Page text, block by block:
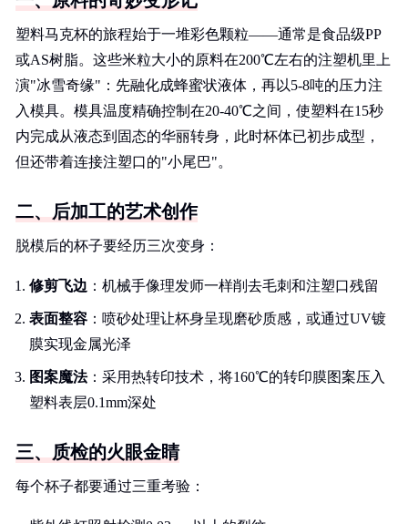
塑料马克杯的旅程始于一堆彩色颗粒——通常是食品级PP
或AS树脂。这些米粒大小的原料在200℃左右的注塑机里上
演"冰雪奇缘"：先融化成蜂蜜状液体，再以5-8吨的压力注
入模具。模具温度精确控制在20-40℃之间，使塑料在15秒
内完成从液态到固态的华丽转身，此时杯体已初步成型，
但还带着连接注塑口的"小尾巴"。
二、后加工的艺术创作
脱模后的杯子要经历三次变身：
修剪飞边 ：机械手像理发师一样削去毛刺和注塑口残留
表面整容 ：喷砂处理让杯身呈现磨砂质感，或通过UV镀
膜实现金属光泽
图案魔法：采用热转印技术，将160℃的转印膜图案压入
塑料表层0.1mm深处
三、质检的火眼金睛
每个杯子都要通过三重考验：